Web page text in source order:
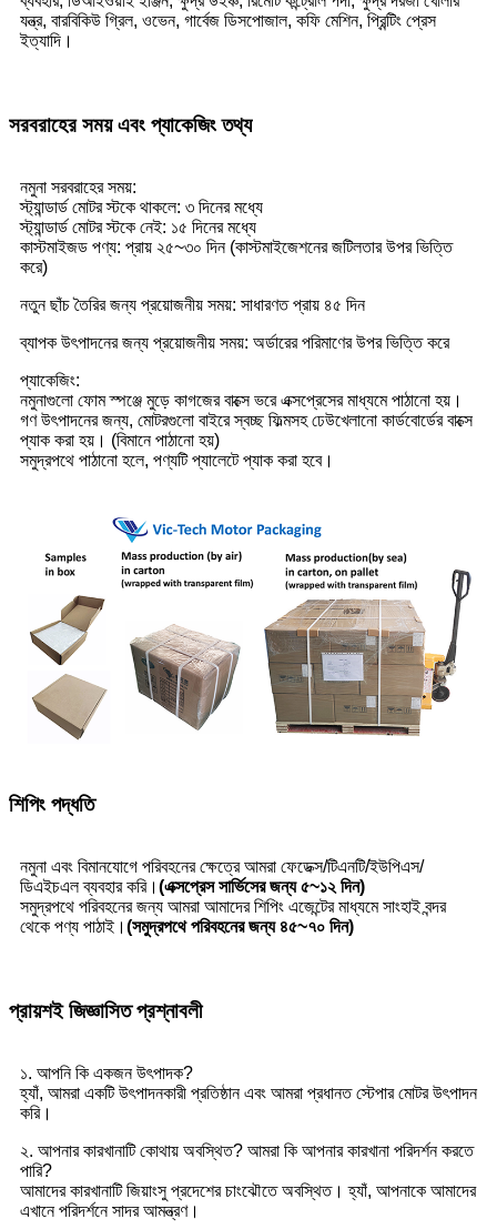
যন্ত্র, বারবিকিউ গ্রিল, ওভেন, গার্বেজ ডিসপোজাল, কফি মেশিন, প্রিন্টিং প্রেস
ইত্যাদি।
সরবরাহের সময় এবং প্যাকেজিং তথ্য
নমুনা সরবরাহের সময়:
স্ট্যান্ডার্ড মোটর স্টকে থাকলে: ৩ দিনের মধ্যে
স্ট্যান্ডার্ড মোটর স্টকে নেই: ১৫ দিনের মধ্যে
কাস্টমাইজড পণ্য: প্রায় ২৫~৩০ দিন (কাস্টমাইজেশনের জটিলতার উপর ভিত্তি
করে)
নতুন ছাঁচ তৈরির জন্য প্রয়োজনীয় সময়: সাধারণত প্রায় ৪৫ দিন
ব্যাপক উৎপাদনের জন্য প্রয়োজনীয় সময়: অর্ডারের পরিমাণের উপর ভিত্তি করে
প্যাকেজিং:
নমুনাগুলো ফোম স্পঞ্জে মুড়ে কাগজের বাক্সে ভরে এক্সপ্রেসের মাধ্যমে পাঠানো হয়।
গণ উৎপাদনের জন্য, মোটরগুলো বাইরে স্বচ্ছ ফিল্মসহ ঢেউখেলানো কার্ডবোর্ডের বাক্সে
প্যাক করা হয়। (বিমানে পাঠানো হয়)
সমুদ্রপথে পাঠানো হলে, পণ্যটি প্যালেটে প্যাক করা হবে।
শিপিং পদ্ধতি
নমুনা এবং বিমানযোগে পরিবহনের ক্ষেত্রে আমরা ফেডেক্স/টিএনটি/ইউপিএস/
ডিএইচএল ব্যবহার করি। (এক্সপ্রেস সার্ভিসের জন্য ৫~১২ দিন)
সমুদ্রপথে পরিবহনের জন্য আমরা আমাদের শিপিং এজেন্টের মাধ্যমে সাংহাই বন্দর
থেকে পণ্য পাঠাই। (সমুদ্রপথে পরিবহনের জন্য ৪৫~৭০ দিন)
প্রায়শই জিজ্ঞাসিত প্রশ্নাবলী
১. আপনি কি একজন উৎপাদক?
হ্যাঁ, আমরা একটি উৎপাদনকারী প্রতিষ্ঠান এবং আমরা প্রধানত স্টেপার মোটর উৎপাদন
করি।
২. আপনার কারখানাটি কোথায় অবস্থিত? আমরা কি আপনার কারখানা পরিদর্শন করতে
পারি?
আমাদের কারখানাটি জিয়াংসু প্রদেশের চাংঝৌতে অবস্থিত। হ্যাঁ, আপনাকে আমাদের
এখানে পরিদর্শনে সাদর আমন্ত্রণ।